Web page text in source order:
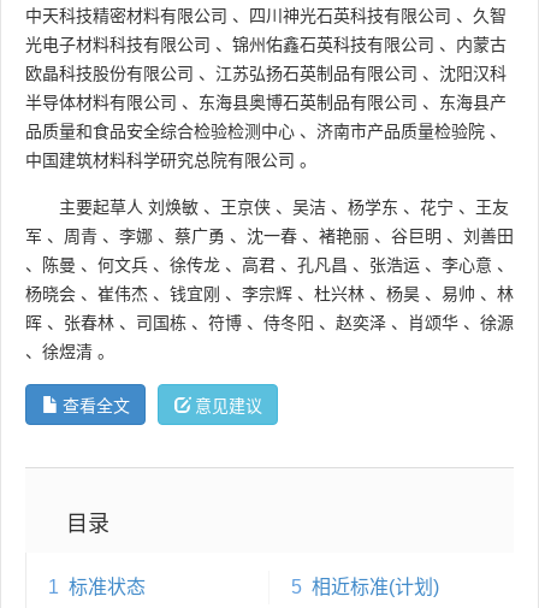
中天科技精密材料有限公司 、 四川神光石英科技有限公司 、 久智
光电子材料科技有限公司 、 锦州佑鑫石英科技有限公司 、 内蒙古
欧晶科技股份有限公司 、 江苏弘扬石英制品有限公司 、 沈阳汉科
半导体材料有限公司 、 东海县奥博石英制品有限公司 、 东海县产
品质量和食品安全综合检验检测中心 、 济南市产品质量检验院 、
中国建筑材料科学研究总院有限公司 。
主要起草人 刘焕敏 、 王京侠 、 吴洁 、 杨学东 、 花宁 、 王友
军 、 周青 、 李娜 、 蔡广勇 、 沈一春 、 褚艳丽 、 谷巨明 、 刘善田
、
陈曼 、 何文兵 、 徐传龙 、 高君 、 孔凡昌 、 张浩运 、 李心意 、
杨晓会 、 崔伟杰 、 钱宜刚 、 李宗辉 、 杜兴林 、 杨昊 、 易帅 、 林
晖 、 张春林 、 司国栋 、 符博 、 侍冬阳 、 赵奕泽 、 肖颂华 、 徐源
、 徐煜清 。
查看全文 意见建议
目录
1 标准状态
5 相近标准(计划)